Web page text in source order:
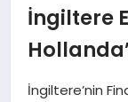
EKONOMI
MAGAZIN
İngiltere
İngiltere’nin